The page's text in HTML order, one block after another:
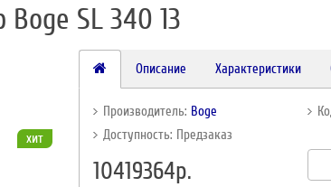
SL 340 13
хит
Описание Характеристики
Производитель: Boge
Доступность: Предзаказ
10419364р.